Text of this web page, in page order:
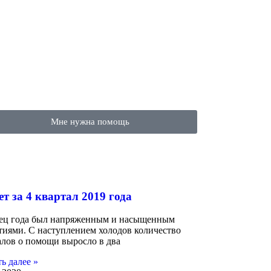
Мне нужна помощь
за 4 квартал 2019 года
года был напряженным и насыщенным
С наступлением холодов количество
о помощи выросло в два
далее »